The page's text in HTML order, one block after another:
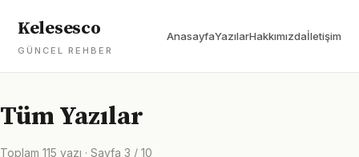
Kelesesco
GÜNCEL REHBER
AnasayfaYazılarHakkımızdaİletişim
Tüm Yazılar
Toplam 115 yazı · Sayfa 3 / 10